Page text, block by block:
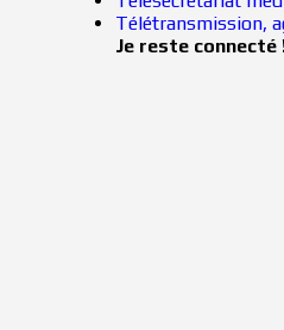
Télétransmission,
Je reste connecté